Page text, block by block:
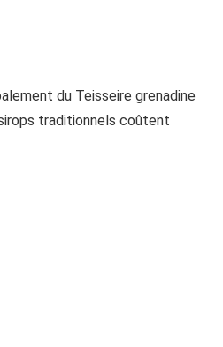
du Teisseire grenadine
traditionnels coûtent